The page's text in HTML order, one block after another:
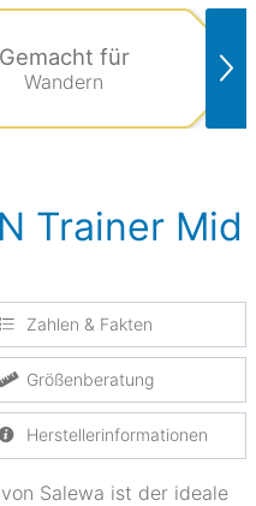
Gemacht für
Wandern
Trainer Mid
Zahlen & Fakten
Größenberatung
Herstellerinformationen
Salewa ist der ideale